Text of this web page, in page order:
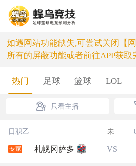
如遇网站功能缺失,可尝试关闭【
所有的屏蔽功能或者前往APP获取
热门 足球 篮球 LOL
只看主播
日职乙 未
专家 札幌冈萨多 VS